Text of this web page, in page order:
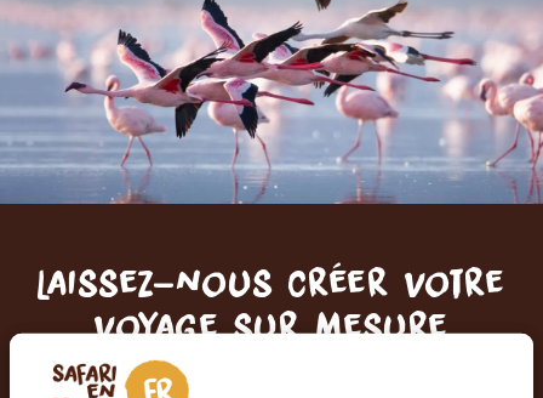
Laissez-nous créer votre
voyage sur mesure
RECEVEZ UN DEVIS GRATUIT, SANS